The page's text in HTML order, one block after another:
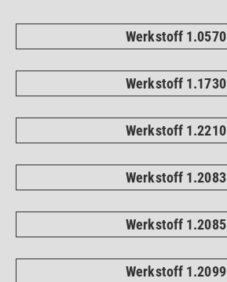
Werkstoff 1.0570
Werkstoff 1.1730
Werkstoff 1.2210
Werkstoff 1.2083
Werkstoff 1.2085
Werkstoff 1.2099